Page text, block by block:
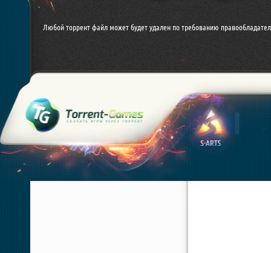
Любой торрент файл может будет удален по требованию